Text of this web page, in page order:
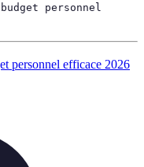
personnel
personnel efficace 2026